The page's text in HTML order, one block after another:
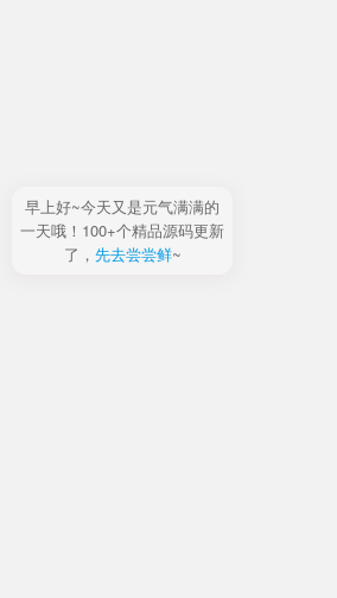
早上好~今天又是元气满满的
一天哦！100+个精品源码更新
了， 先去尝尝鲜~